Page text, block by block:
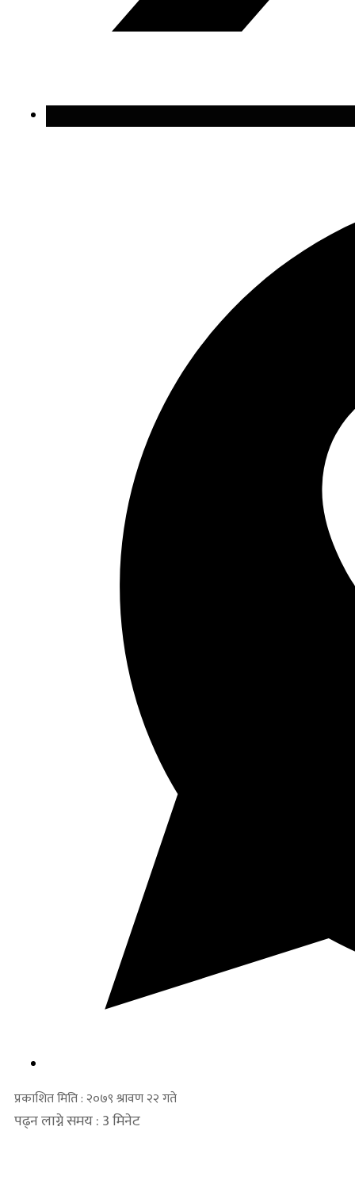
प्रकाशित मिति : २०७९ श्रावण २२ गते
पढ्न लाग्ने समय : 3 मिनेट